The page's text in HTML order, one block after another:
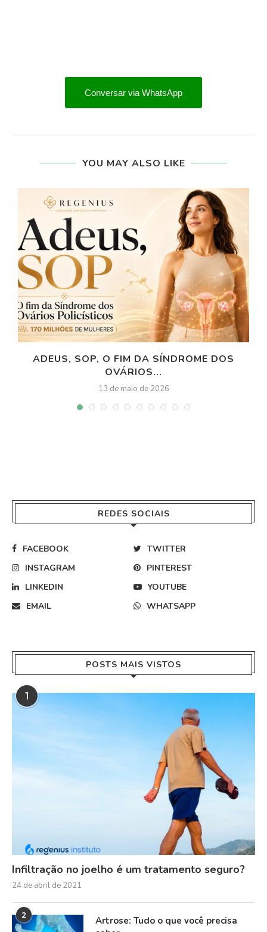
Conversar via WhatsApp
YOU MAY ALSO LIKE
ADEUS, SOP, O FIM DA SÍNDROME DOS
OVÁRIOS...
13 de maio de 2026
REDES SOCIAIS
FACEBOOK
TWITTER
INSTAGRAM
PINTEREST
LINKEDIN
YOUTUBE
EMAIL
WHATSAPP
POSTS MAIS VISTOS
1
Infiltração no joelho é um tratamento seguro?
24 de abril de 2021
2
Artrose: Tudo o que você precisa